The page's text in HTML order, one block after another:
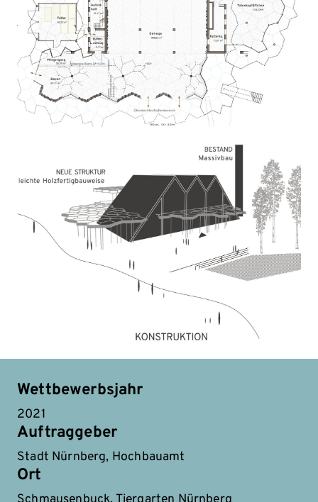
Wettbewerbsjahr
2021
Auftraggeber
Stadt Nürnberg, Hochbauamt
Ort